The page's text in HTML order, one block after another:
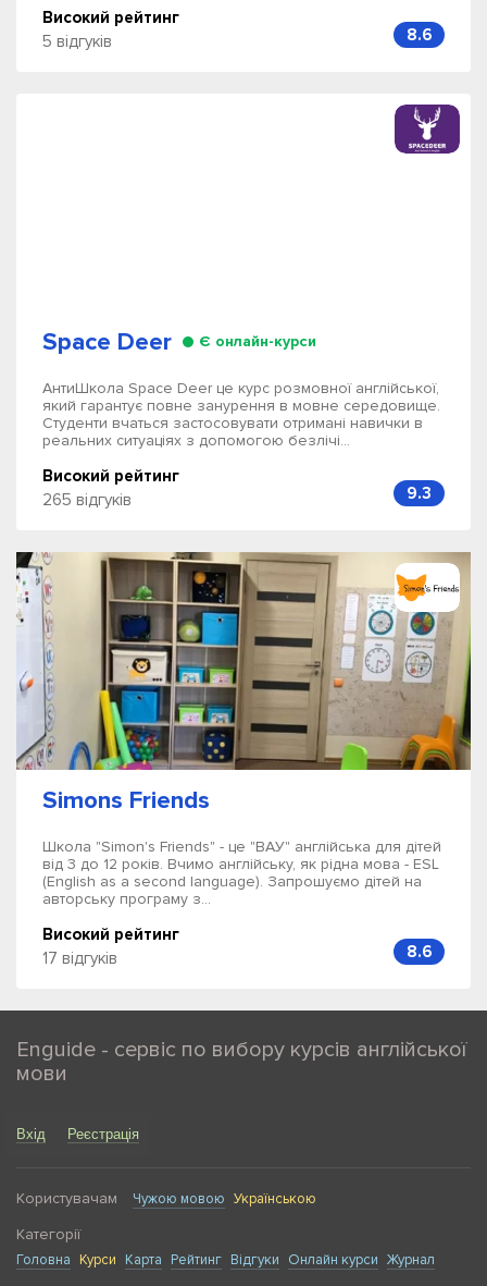
Високий рейтинг
5 відгуків
8.6
Space Deer Є онлайн-курси
АнтиШкола Space Deer це курс розмовної англійської,
який гарантує повне занурення в мовне середовище.
Студенти вчаться застосовувати отримані навички в
реальних ситуаціях з допомогою безлічі...
Високий рейтинг
265 відгуків
9.3
Simons Friends
Школа "Simon's Friends" - це "ВАУ" англійська для дітей
від 3 до 12 років. Вчимо англійську, як рідна мова - ESL
(English as a second language). Запрошуємо дітей на
авторську програму з...
Високий рейтинг
17 відгуків
8.6
Enguide - сервіс по вибору курсів англійської
мови
Вхід Реєстрація
Користувачам Чужою мовою Українською
Категорії
Головна Курси Карта Рейтинг Відгуки Онлайн курси Журнал